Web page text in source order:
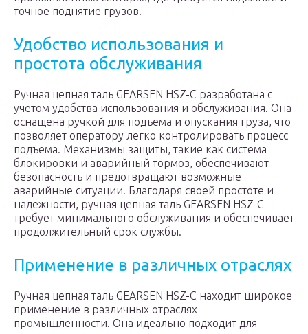
точное поднятие грузов.
Удобство использования и
простота обслуживания
Ручная цепная таль GEARSEN HSZ-C разработана с
учетом удобства использования и обслуживания. Она
оснащена ручкой для подъема и опускания груза, что
позволяет оператору легко контролировать процесс
подъема. Механизмы защиты, такие как система
блокировки и аварийный тормоз, обеспечивают
безопасность и предотвращают возможные
аварийные ситуации. Благодаря своей простоте и
надежности, ручная цепная таль GEARSEN HSZ-C
требует минимального обслуживания и обеспечивает
продолжительный срок службы.
Применение в различных отраслях
Ручная цепная таль GEARSEN HSZ-C находит широкое
применение в различных отраслях
промышленности. Она идеально подходит для